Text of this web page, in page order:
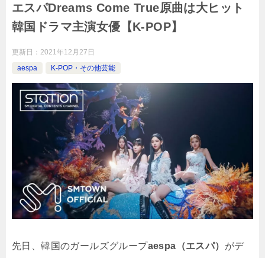
エスパDreams Come True原曲は大ヒット
韓国ドラマ主演女優【K-POP】
更新日： 2021年12月27日
aespa
K-POP・その他芸能
先日、韓国のガールズグループaespa（エスパ） がデ